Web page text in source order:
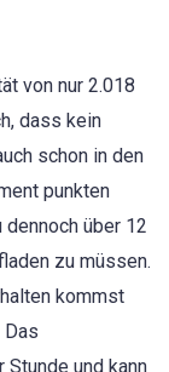
von nur 2.018
dass kein
schon in den
punkten
über 12
zu müssen.
kommst
Das
und kann